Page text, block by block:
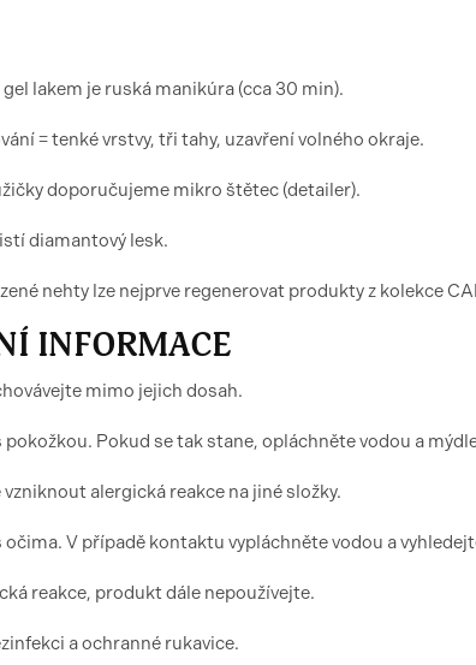
lakem je ruská manikúra (cca 30 min).
= tenké vrstvy, tři tahy, uzavření volného okraje.
doporučujeme mikro štětec (detailer).
diamantový lesk.
nehty lze nejprve regenerovat produkty z kolekce
INFORMACE
mimo jejich dosah.
Pokud se tak stane, opláchněte vodou a
vzniknout alergická reakce na jiné složky.
V případě kontaktu vypláchněte vodou a
reakce, produkt dále nepoužívejte.
a ochranné rukavice.